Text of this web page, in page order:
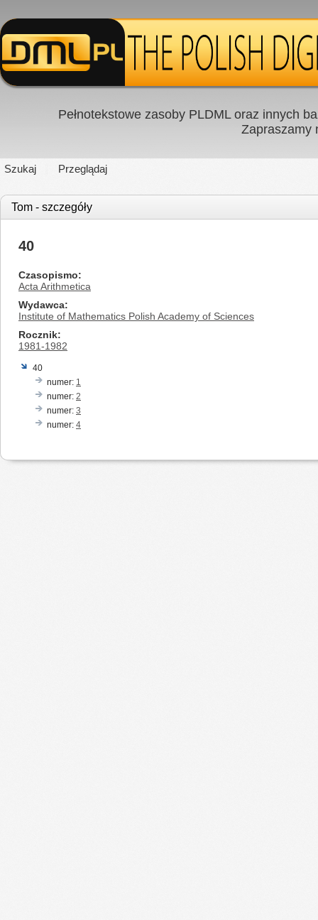
Pełnotekstowe zasoby PLDML oraz innych
Zapraszamy
Szukaj Przeglądaj
Tom - szczegóły
40
Czasopismo
Acta Arithmetica
Wydawca
Institute of Mathematics Polish Academy of Sciences
Rocznik
1981-1982
40
numer: 1
numer: 2
numer: 3
numer: 4